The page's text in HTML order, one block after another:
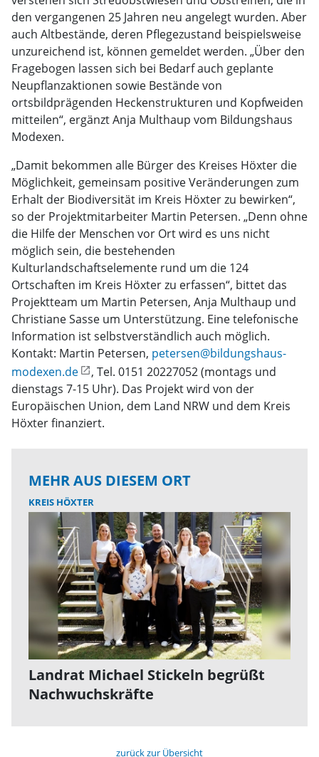
den vergangenen 25 Jahren neu angelegt wurden. Aber
auch Altbestände, deren Pflegezustand beispielsweise
unzureichend ist, können gemeldet werden. „Über den
Fragebogen lassen sich bei Bedarf auch geplante
Neupflanzaktionen sowie Bestände von
ortsbildprägenden Heckenstrukturen und Kopfweiden
mitteilen“, ergänzt Anja Multhaup vom Bildungshaus
Modexen.
„Damit bekommen alle Bürger des Kreises Höxter die
Möglichkeit, gemeinsam positive Veränderungen zum
Erhalt der Biodiversität im Kreis Höxter zu bewirken“,
so der Projektmitarbeiter Martin Petersen. „Denn ohne
die Hilfe der Menschen vor Ort wird es uns nicht
möglich sein, die bestehenden
Kulturlandschaftselemente rund um die 124
Ortschaften im Kreis Höxter zu erfassen“, bittet das
Projektteam um Martin Petersen, Anja Multhaup und
Christiane Sasse um Unterstützung. Eine telefonische
Information ist selbstverständlich auch möglich.
Kontakt: Martin Petersen, petersen@bildungshaus-
modexen.de
, Tel. 0151 20227052 (montags und
dienstags 7-15 Uhr). Das Projekt wird von der
Europäischen Union, dem Land NRW und dem Kreis
Höxter finanziert.
MEHR AUS DIESEM ORT
KREIS HÖXTER
Landrat Michael Stickeln begrüßt
Nachwuchskräfte
zurück zur Übersicht